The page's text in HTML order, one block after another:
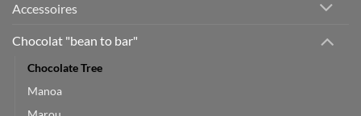
Accessoires
Chocolat "bean to bar"
Chocolate Tree
Manoa